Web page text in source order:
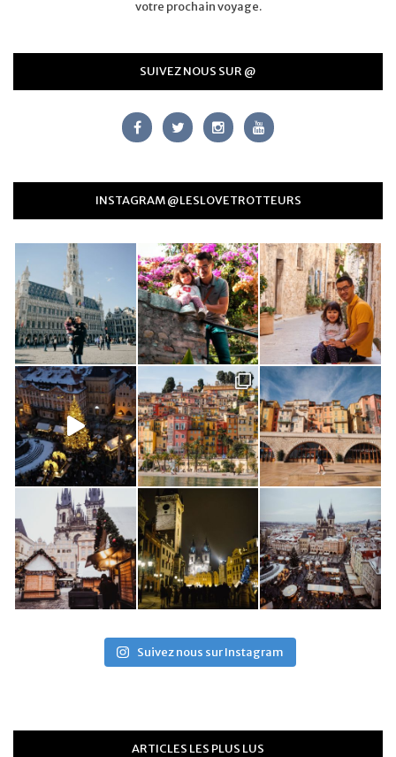
votre prochain voyage.
SUIVEZ NOUS SUR @
INSTAGRAM @LESLOVETROTTEURS
Suivez nous sur Instagram
ARTICLES LES PLUS LUS